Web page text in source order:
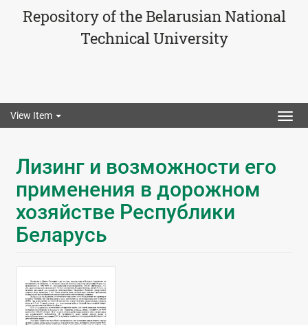
Repository of the Belarusian National
Technical University
View Item
Лизинг и возможности его
применения в дорожном
хозяйстве Республики
Беларусь